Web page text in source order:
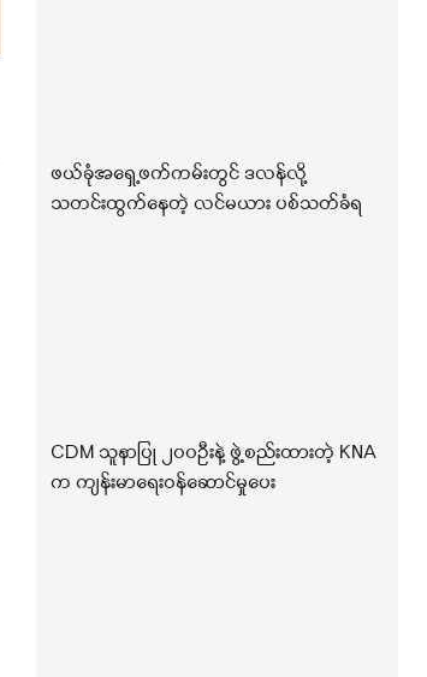
ဖယ်ခုံအရှေ့ဖက်ကမ်းတွင် ဒလန်လို့
သတင်းထွက်နေတဲ့ လင်မယား ပစ်သတ်ခံရ
CDM သူနာပြု ၂၀၀ဦးနဲ့ ဖွဲ့စည်းထားတဲ့ KNA
က ကျန်းမာရေးဝန်ဆောင်မှုပေး